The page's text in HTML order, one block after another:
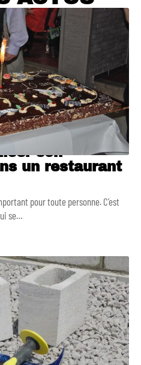
son
un restaurant
pour toute personne. C’est
se…